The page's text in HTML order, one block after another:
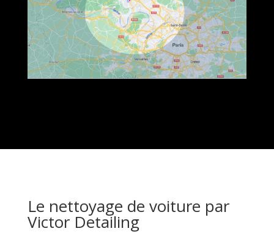
Le nettoyage de voiture par
Victor Detailing